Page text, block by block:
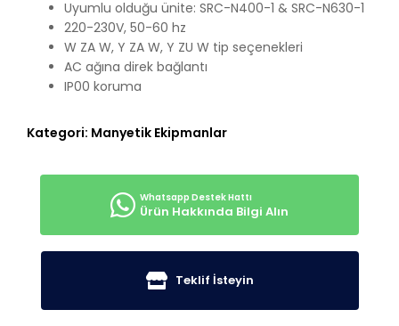
Uyumlu olduğu ünite: SRC-N400-1 & SRC-N630-1
220-230V, 50-60 hz
W ZA W, Y ZA W, Y ZU W tip seçenekleri
AC ağına direk bağlantı
IP00 koruma
Kategori: Manyetik Ekipmanlar
Ürün Hakkında Bilgi Alın
Teklif İsteyin